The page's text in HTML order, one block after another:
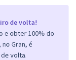
de volta!
e obter 100% do
Gran, é
volta.